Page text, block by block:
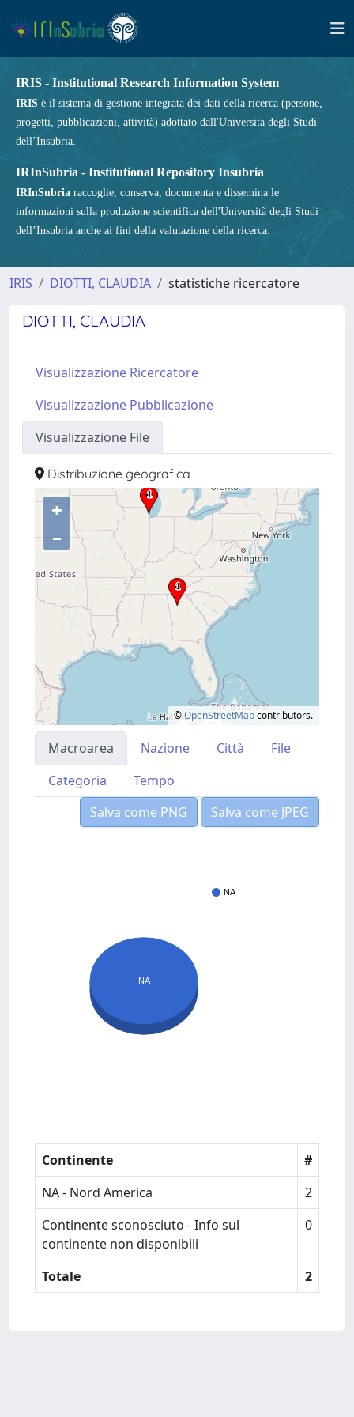
IRIS - Institutional Research Information System
IRIS è il sistema di gestione integrata dei dati della ricerca (persone,
progetti, pubblicazioni, attività) adottato dall'Università degli Studi
dell’Insubria.
IRInSubria - Institutional Repository Insubria
IRInSubria raccoglie, conserva, documenta e dissemina le
informazioni sulla produzione scientifica dell'Università degli Studi
dell’Insubria anche ai fini della valutazione della ricerca.
IRIS DIOTTI, CLAUDIA statistiche ricercatore
DIOTTI, CLAUDIA
Visualizzazione Ricercatore
Visualizzazione Pubblicazione
Visualizzazione File
Distribuzione geografica
+
–
©OpenStreetMapcontributors.
Macroarea Nazione Città
File
Categoria
Tempo
Salva come PNG
Salva come JPEG
NA
NA
Continente
#
NA - Nord America
2
Continente sconosciuto - Info sul
continente non disponibili
0
Totale 2